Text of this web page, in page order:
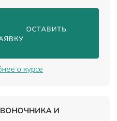
ОСТАВИТЬ
о курсе
И